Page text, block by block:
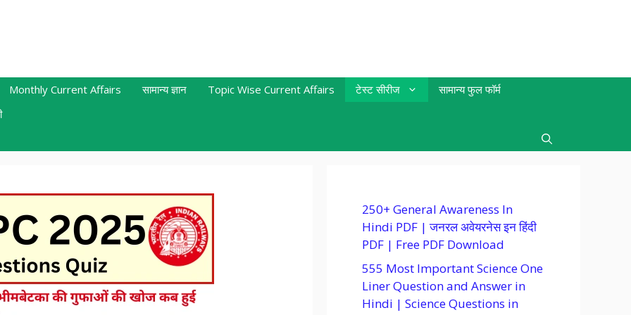
Monthly Current Affairs सामान्य ज्ञान Topic Wise Current Affairs टेस्ट सीरीज
सामान्य फुल फॉर्म
250+ General Awareness In
Hindi PDF | जनरल अवेयरनेस इन हिंदी
PDF | Free PDF Download
555 Most Important Science One
Liner Question and Answer in
Hindi | Science Questions in